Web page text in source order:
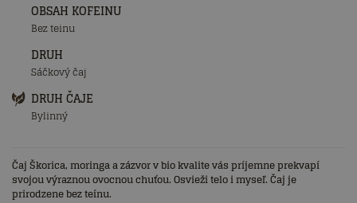
OBSAH KOFEINU
Bez teinu
DRUH
Sáčkový čaj
DRUH ČAJE
Bylinný
Čaj Škorica, moringa a zázvor v bio kvalite vás príjemne prekvapí
svojou výraznou ovocnou chuťou. Osvieži telo i myseľ. Čaj je
prirodzene bez teínu.